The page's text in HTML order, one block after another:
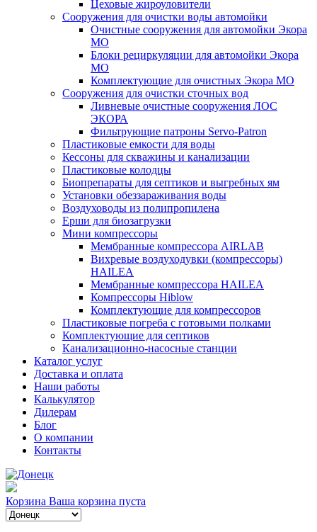
Цеховые жироуловители
Сооружения для очистки воды автомойки
Очистные сооружения для автомойки Экора
МО
Блоки рециркуляции для автомойки Экора
МО
Комплектующие для очистных Экора МО
Сооружения для очистки сточных вод
Ливневые очистные сооружения ЛОС
ЭКОРА
Фильтрующие патроны Servo-Patron
Пластиковые емкости для воды
Кессоны для скважины и канализации
Пластиковые колодцы
Биопрепараты для септиков и выгребных ям
Установки обеззараживания воды
Воздуховоды из полипропилена
Ерши для биозагрузки
Мини компрессоры
Мембранные компрессора AIRLAB
Вихревые воздуходувки (компрессоры)
HAILEA
Мембранные компрессора HAILEA
Компрессоры Hiblow
Комплектующие для компрессоров
Пластиковые погреба с готовыми полками
Комплектующие для септиков
Канализационно-насосные станции
Каталог услуг
Доставка и оплата
Наши работы
Калькулятор
Дилерам
Блог
О компании
Контакты
Корзина Ваша корзина пуста